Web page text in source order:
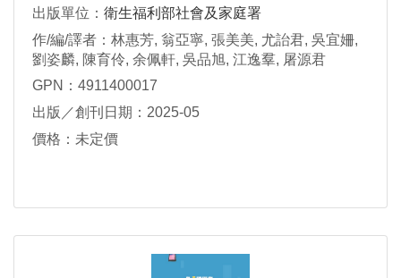
出版單位： 衛生福利部社會及家庭署
作/編/譯者：林惠芳, 翁亞寧, 張美美, 尤詒君, 吳宜姍,
劉姿麟, 陳育伶, 余佩軒, 吳品旭, 江逸羣, 屠源君
GPN：4911400017
出版／創刊日期：2025-05
價格：未定價